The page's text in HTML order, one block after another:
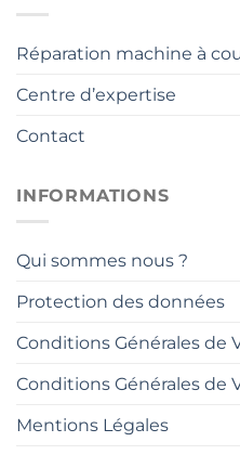
Réparation machine à
Centre d’expertise
Contact
INFORMATIONS
Qui sommes nous ?
Protection des données
Conditions Générales de
Conditions Générales de
Mentions Légales